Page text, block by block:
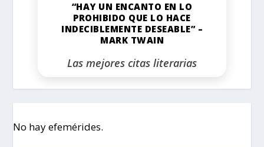
“HAY UN ENCANTO EN LO
PROHIBIDO QUE LO HACE
INDECIBLEMENTE DESEABLE” –
MARK TWAIN
Las mejores citas literarias
No hay efemérides.